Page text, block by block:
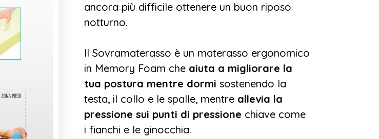
ancora più difficile ottenere un buon riposo
notturno.
Il Sovramaterasso è un materasso ergonomico
in Memory Foam che aiuta a migliorare la
tua postura mentre dormi sostenendo la
testa, il collo e le spalle, mentre allevia la
pressione sui punti di pressione chiave come
i fianchi e le ginocchia.